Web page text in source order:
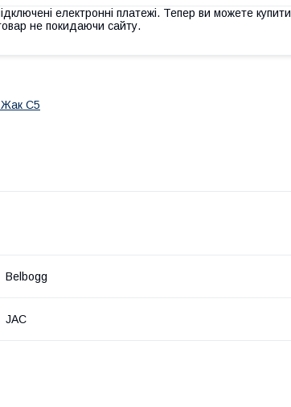
електронні платежі. Тепер ви можете купити
не покидаючи сайту.
Жак С5
Belbogg
JAC